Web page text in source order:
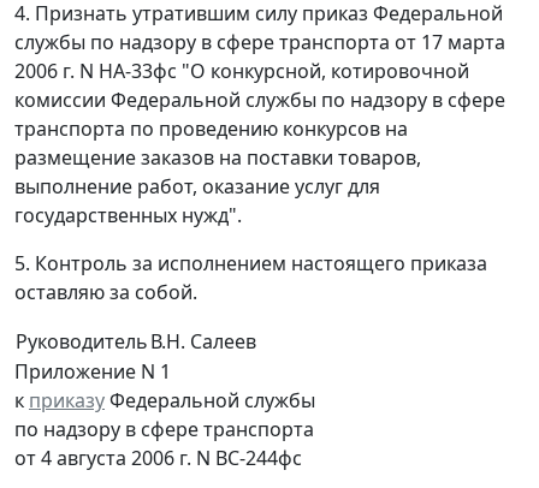
4. Признать утратившим силу приказ Федеральной
службы по надзору в сфере транспорта от 17 марта
2006 г. N НА-33фс "О конкурсной, котировочной
комиссии Федеральной службы по надзору в сфере
транспорта по проведению конкурсов на
размещение заказов на поставки товаров,
выполнение работ, оказание услуг для
государственных нужд".
5. Контроль за исполнением настоящего приказа
оставляю за собой.
РуководительВ.Н. Салеев
Приложение N 1
к приказуФедеральной службы
по надзору в сфере транспорта
от 4 августа 2006 г. N ВС-244фс